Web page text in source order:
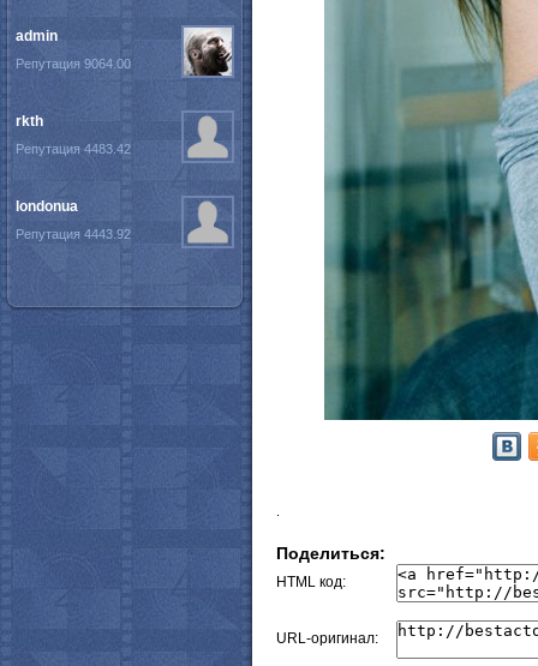
Поделиться:
HTML код:
URL-оригинал:
admin
Репутация 9064.00
rkth
Репутация 4483.42
londonua
Репутация 4443.92